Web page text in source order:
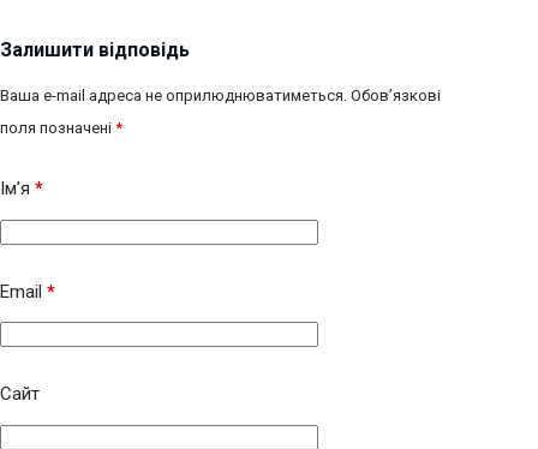
Залишити відповідь
Ваша e-mail адреса не оприлюднюватиметься. Обов’язкові
поля позначені *
Ім’я *
Email *
Сайт